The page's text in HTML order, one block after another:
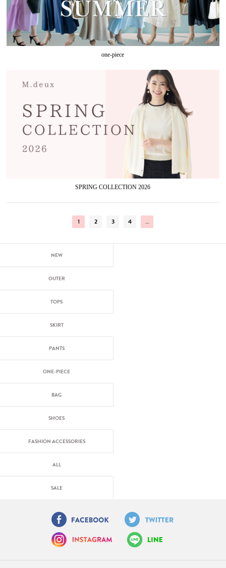
one-piece
SPRING COLLECTION 2026
1 2 3 4 …
NEW
OUTER
TOPS
SKIRT
PANTS
ONE-PIECE
BAG
SHOES
FASHION ACCESSORIES
ALL
SALE